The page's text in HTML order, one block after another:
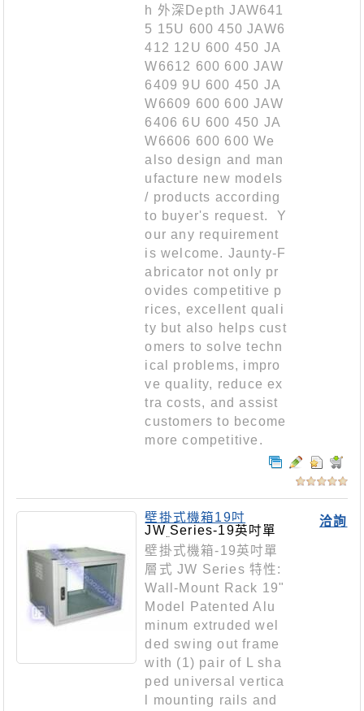
h 外深Depth JAW641
5 15U 600 450 JAW6
412 12U 600 450 JA
W6612 600 600 JAW
6409 9U 600 450 JA
W6609 600 600 JAW
6406 6U 600 450 JA
W6606 600 600 We
also design and man
ufacture new models
/ products according
to buyer's request. Y
our any requirement
is welcome. Jaunty-F
abricator not only pr
ovides competitive p
rices, excellent quali
ty but also helps cust
omers to solve techn
ical problems, impro
ve quality, reduce ex
tra costs, and assist
customers to become
more competitive.
洽詢
壁掛式機箱19吋
JW Series-19英吋單
層式
壁掛式機箱-19英吋單
層式 JW Series 特性:
Wall-Mount Rack 19"
Model Patented Alu
minum extruded wel
ded swing out frame
with (1) pair of L sha
ped universal vertica
l mounting rails and